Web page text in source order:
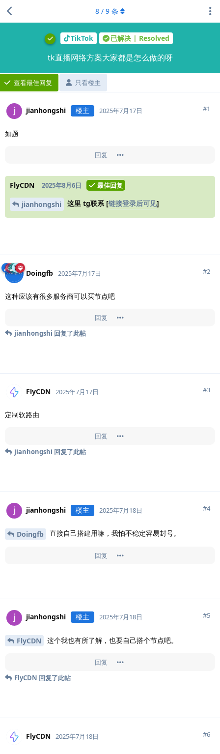
TikTok 已解决 | Resolved
tk直播网络方案大家都是怎么做的呀
查看最佳回复 只看楼主
8 / 9 条
jianhongshi 楼主 2025年7月17日 #1
如题
回复
FlyCDN 2025年8月6日 最佳回复
jianhongshi 这里 tg联系 [链接登录后可见]
Doingfb 2025年7月17日 #2
这种应该有很多服务商可以买节点吧
回复
jianhongshi 回复了此帖
FlyCDN 2025年7月17日 #3
定制软路由
回复
jianhongshi 回复了此帖
jianhongshi 楼主 2025年7月18日 #4
Doingfb 直接自己搭建用嘛，我怕不稳定容易封号。
回复
jianhongshi 楼主 2025年7月18日 #5
FlyCDN 这个我也有所了解，也要自己搭个节点吧。
回复
FlyCDN 回复了此帖
FlyCDN 2025年7月18日 #6